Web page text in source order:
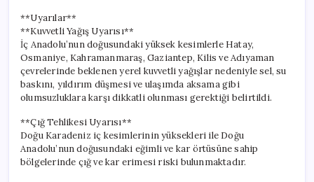
**Uyarılar**
**Kuvvetli Yağış Uyarısı**
İç Anadolu’nun doğusundaki yüksek kesimlerle Hatay,
Osmaniye, Kahramanmaraş, Gaziantep, Kilis ve Adıyaman
çevrelerinde beklenen yerel kuvvetli yağışlar nedeniyle sel, su
baskını, yıldırım düşmesi ve ulaşımda aksama gibi
olumsuzluklara karşı dikkatli olunması gerektiği belirtildi.
**Çığ Tehlikesi Uyarısı**
Doğu Karadeniz iç kesimlerinin yüksekleri ile Doğu
Anadolu’nun doğusundaki eğimli ve kar örtüsüne sahip
bölgelerinde çığ ve kar erimesi riski bulunmaktadır.